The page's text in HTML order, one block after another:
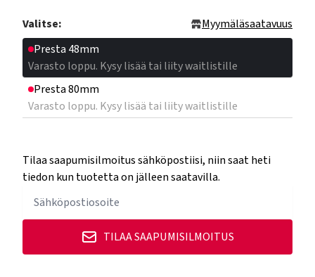
Valitse:
Myymäläsaatavuus
Presta 48mm
Varasto loppu. Kysy lisää tai liity waitlistille
Presta 80mm
Varasto loppu. Kysy lisää tai liity waitlistille
Tilaa saapumisilmoitus sähköpostiisi, niin saat heti
tiedon kun tuotetta on jälleen saatavilla.
TILAA SAAPUMISILMOITUS